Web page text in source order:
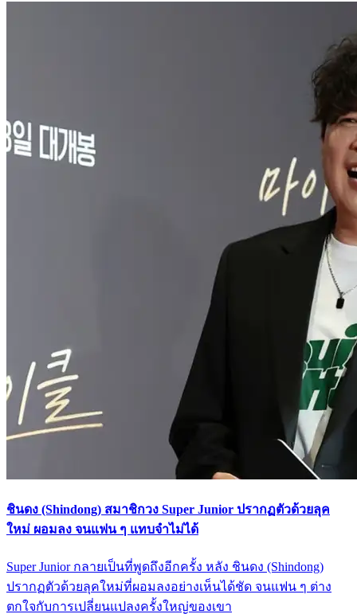
ชินดง (Shindong) สมาชิกวง Super Junior ปรากฏตัวด้วยลุค
ใหม่ ผอมลง จนแฟน ๆ แทบจำไม่ได้
Super Junior กลายเป็นที่พูดถึงอีกครั้ง หลัง ชินดง (Shindong)
ปรากฏตัวด้วยลุคใหม่ที่ผอมลงอย่างเห็นได้ชัด จนแฟน ๆ ต่าง
ตกใจกับการเปลี่ยนแปลงครั้งใหญ่ของเขา